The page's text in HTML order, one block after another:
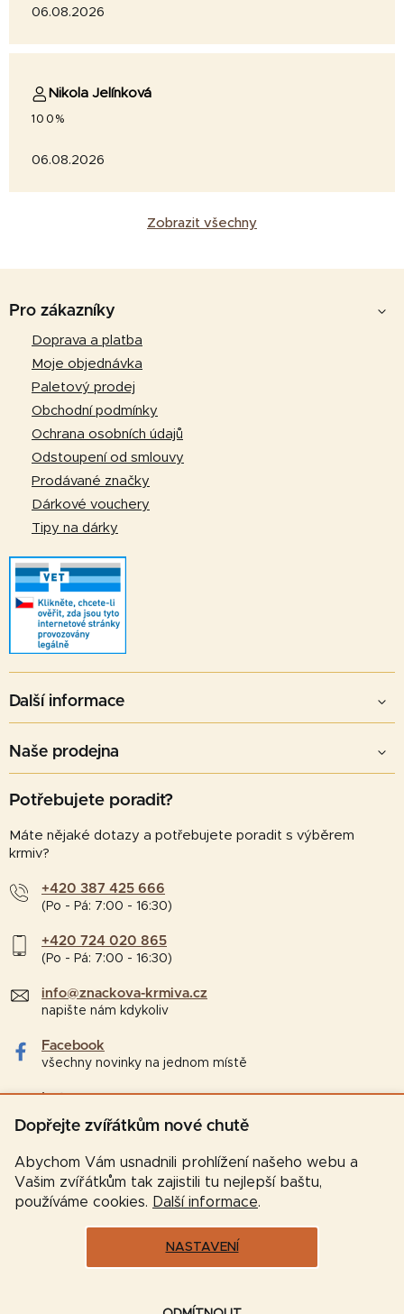
Dopřejte zvířátkům nové chutě
Abychom Vám usnadnili prohlížení našeho webu a
Vašim zvířátkům tak zajistili tu nejlepší baštu,
používáme cookies. Další informace.
NASTAVENÍ
06.08.2026
Nikola Jelínková
100%
06.08.2026
Zobrazit všechny
Pro zákazníky
Doprava a platba
Moje objednávka
Paletový prodej
Obchodní podmínky
Ochrana osobních údajů
Odstoupení od smlouvy
Prodávané značky
Dárkové vouchery
Tipy na dárky
Další informace
Naše prodejna
Potřebujete poradit?
Máte nějaké dotazy a potřebujete poradit s výběrem
krmiv?
+420 387 425 666
(Po - Pá: 7:00 - 16:30)
+420 724 020 865
(Po - Pá: 7:00 - 16:30)
info@znackova-krmiva.cz
napište nám kdykoliv
Facebook
všechny novinky na jednom místě
Instagram
tipy a zajímavosti pro chovatele
Vytvořil Shoptet